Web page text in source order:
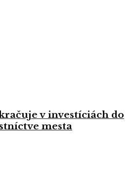
v investíciách do
mesta